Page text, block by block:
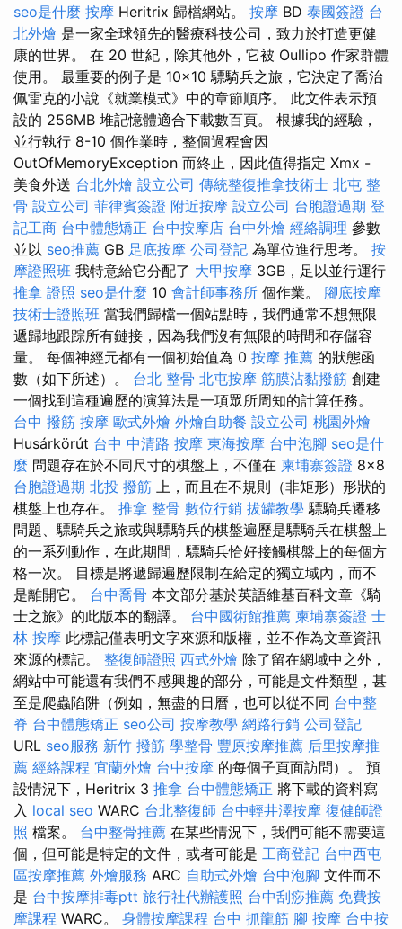
seo是什麼 按摩 Heritrix 歸檔網站。 按摩 BD 泰國簽證 台
北外燴 是一家全球領先的醫療科技公司，致力於打造更健
康的世界。 在 20 世紀，除其他外，它被 Oullipo 作家群體
使用。 最重要的例子是 10×10 驃騎兵之旅，它決定了喬治
佩雷克的小說《就業模式》中的章節順序。 此文件表示預
設的 256MB 堆記憶體適合下載數百頁。 根據我的經驗，
並行執行 8-10 個作業時，整個過程會因
OutOfMemoryException 而終止，因此值得指定 Xmx -
美食外送 台北外燴 設立公司 傳統整復推拿技術士 北屯 整
骨 設立公司 菲律賓簽證 附近按摩 設立公司 台胞證過期 登
記工商 台中體態矯正 台中按摩店 台中外燴 經絡調理 參數
並以 seo推薦 GB 足底按摩 公司登記 為單位進行思考。 按
摩證照班 我特意給它分配了 大甲按摩 3GB，足以並行運行
推拿 證照 seo是什麼 10 會計師事務所 個作業。 腳底按摩
技術士證照班 當我們歸檔一個站點時，我們通常不想無限
遞歸地跟踪所有鏈接，因為我們沒有無限的時間和存儲容
量。 每個神經元都有一個初始值為 0 按摩 推薦 的狀態函
數（如下所述）。 台北 整骨 北屯按摩 筋膜沾黏撥筋 創建
一個找到這種遍歷的演算法是一項眾所周知的計算任務。
台中 撥筋 按摩 歐式外燴 外燴自助餐 設立公司 桃園外燴
Husárkörút 台中 中清路 按摩 東海按摩 台中泡腳 seo是什
麼 問題存在於不同尺寸的棋盤上，不僅在 柬埔寨簽證 8×8
台胞證過期 北投 撥筋 上，而且在不規則（非矩形）形狀的
棋盤上也存在。 推拿 整骨 數位行銷 拔罐教學 驃騎兵遷移
問題、驃騎兵之旅或與驃騎兵的棋盤遍歷是驃騎兵在棋盤上
的一系列動作，在此期間，驃騎兵恰好接觸棋盤上的每個方
格一次。 目標是將遞歸遍歷限制在給定的獨立域內，而不
是離開它。 台中喬骨 本文部分基於英語維基百科文章《騎
士之旅》的此版本的翻譯。 台中國術館推薦 柬埔寨簽證 士
林 按摩 此標記僅表明文字來源和版權，並不作為文章資訊
來源的標記。 整復師證照 西式外燴 除了留在網域中之外，
網站中可能還有我們不感興趣的部分，可能是文件類型，甚
至是爬蟲陷阱（例如，無盡的日曆，也可以從不同 台中整
脊 台中體態矯正 seo公司 按摩教學 網路行銷 公司登記
URL seo服務 新竹 撥筋 學整骨 豐原按摩推薦 后里按摩推
薦 經絡課程 宜蘭外燴 台中按摩 的每個子頁面訪問）。 預
設情況下，Heritrix 3 推拿 台中體態矯正 將下載的資料寫
入 local seo WARC 台北整復師 台中輕井澤按摩 復健師證
照 檔案。 台中整骨推薦 在某些情況下，我們可能不需要這
個，但可能是特定的文件，或者可能是 工商登記 台中西屯
區按摩推薦 外燴服務 ARC 自助式外燴 台中泡腳 文件而不
是 台中按摩排毒ptt 旅行社代辦護照 台中刮痧推薦 免費按
摩課程 WARC。 身體按摩課程 台中 抓龍筋 腳 按摩 台中按